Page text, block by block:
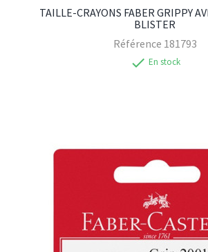
TAILLE-CRAYONS FABER GRIPPY
BLISTER
Référence 181793
check En stock